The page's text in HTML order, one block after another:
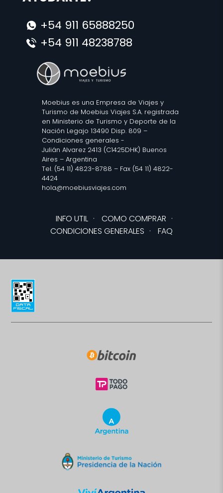
+54 911 65888250
+54 911 48238788
Moebius es una Empresa de Viajes y
Turismo de Moebius Viajes S.A. registrada
en Ministerio de Turismo y Deporte de la
Nación Legajo 13490 Disp. 809 –
Condiciones generales -
Julián Alvarez 2413 (C1425DHK) Buenos
Aires – Argentina
Tel. (54 11) 4823-8788 – Fax (54 11) 4822-
4424
hola@moebiusviajes.com
INFO UTIL · COMO COMPRAR ·
CONDICIONES GENERALES · FAQ